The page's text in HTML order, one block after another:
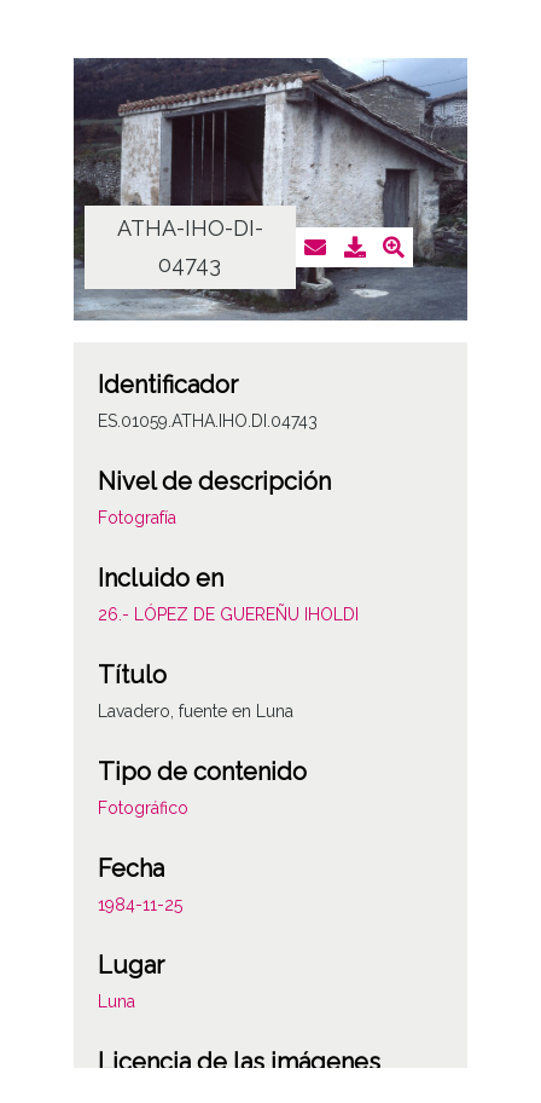
ATHA-IHO-DI-
04743
Identificador
ES.01059.ATHA.IHO.DI.04743
Nivel de descripción
Fotografía
Incluido en
26.- LÓPEZ DE GUEREÑU IHOLDI
Título
Lavadero, fuente en Luna
Tipo de contenido
Fotográfico
Fecha
1984-11-25
Lugar
Luna
Licencia de las imágenes